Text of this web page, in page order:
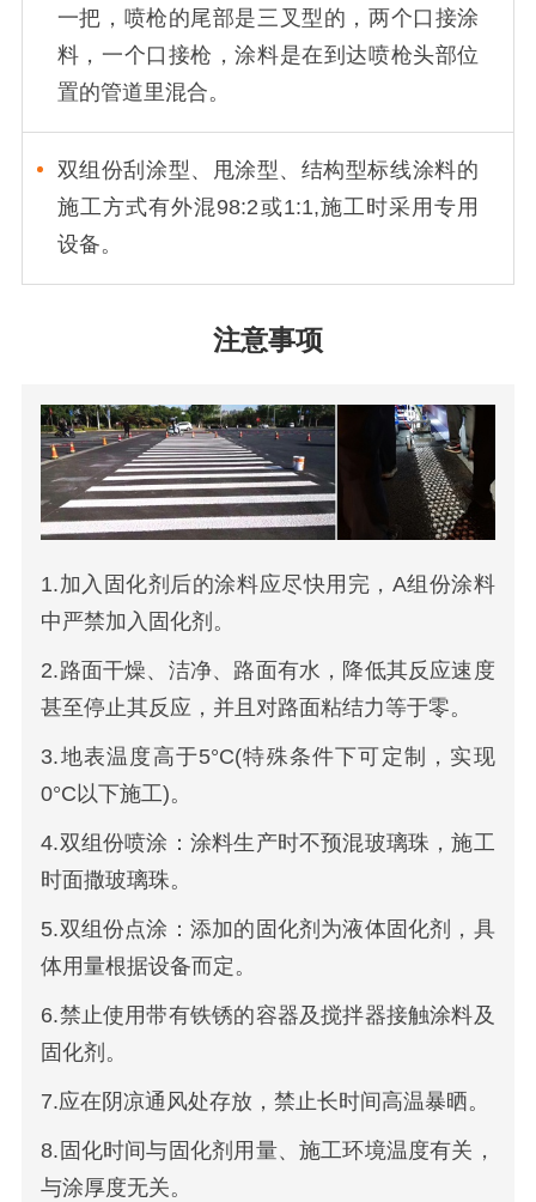
一把，喷枪的尾部是三叉型的，两个口接涂
料，一个口接枪，涂料是在到达喷枪头部位
置的管道里混合。
双组份刮涂型、甩涂型、结构型标线涂料的
施工方式有外混98:2或1:1,施工时采用专用
设备。
注意事项
1.加入固化剂后的涂料应尽快用完，A组份涂料
中严禁加入固化剂。
2.路面干燥、洁净、路面有水，降低其反应速度
甚至停止其反应，并且对路面粘结力等于零。
3.地表温度高于5°C(特殊条件下可定制，实现
0°C以下施工)。
4.双组份喷涂：涂料生产时不预混玻璃珠，施工
时面撒玻璃珠。
5.双组份点涂：添加的固化剂为液体固化剂，具
体用量根据设备而定。
6.禁止使用带有铁锈的容器及搅拌器接触涂料及
固化剂。
7.应在阴凉通风处存放，禁止长时间高温暴晒。
8.固化时间与固化剂用量、施工环境温度有关，
与涂厚度无关。